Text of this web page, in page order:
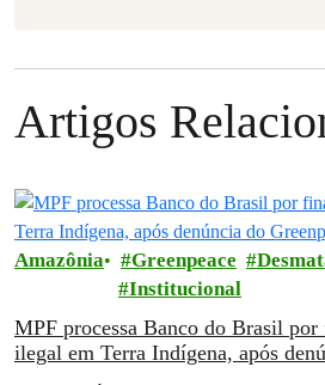
Artigos
Amazônia Greenpeace
Institucional
MPF processa Banco do Brasil
ilegal em Terra Indígena, após